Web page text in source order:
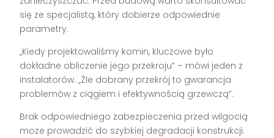
się ze specjalistą, który dobierze odpowiednie
parametry.
„Kiedy projektowaliśmy komin, kluczowe było
dokładne obliczenie jego przekroju” – mówi jeden z
instalatorów. „Źle dobrany przekrój to gwarancja
problemów z ciągiem i efektywnością grzewczą”.
Brak odpowiedniego zabezpieczenia przed wilgocią
może prowadzić do szybkiej degradacji konstrukcji.